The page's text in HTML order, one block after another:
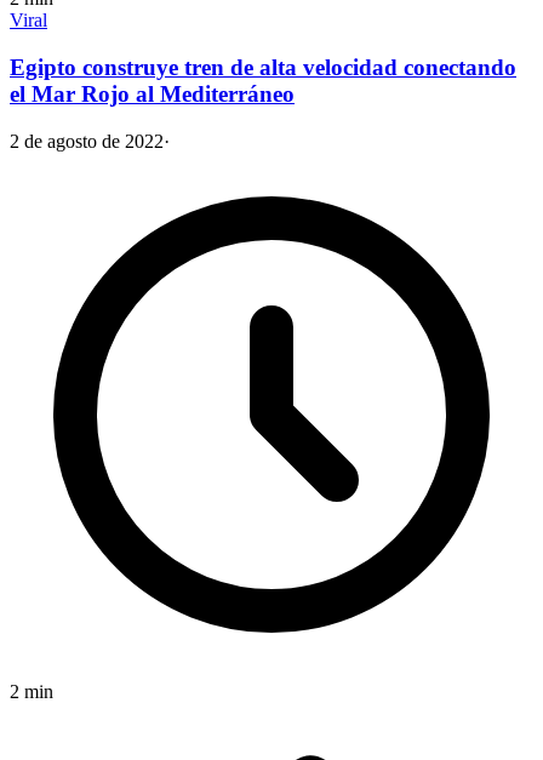
Viral
Egipto construye tren de alta velocidad conectando
el Mar Rojo al Mediterráneo
2 de agosto de 2022·
2 min